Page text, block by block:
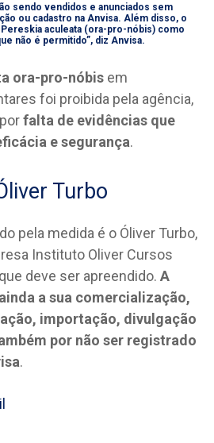
sendo vendidos e anunciados sem
ou cadastro na Anvisa. Além disso, o
Pereskia aculeata (ora-pro-nóbis) como
não é permitido”, diz Anvisa.
ora-pro-nóbis em
foi proibida pela agência,
falta de evidências que
e segurança.
Turbo
pela medida é o Óliver Turbo,
Instituto Oliver Cursos
deve ser apreendido. A
a sua comercialização,
importação, divulgação
por não ser registrado
.